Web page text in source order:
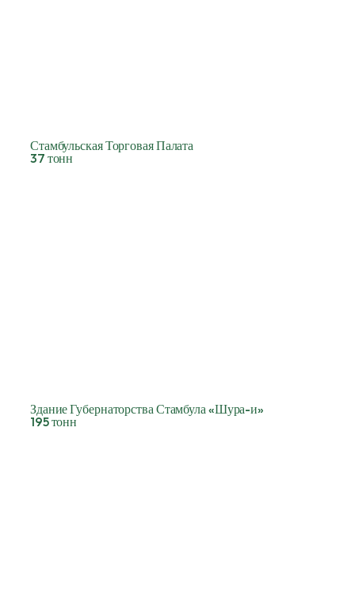
Стамбульская Торговая Палата
37 тонн
Здание Губернаторства Стамбула «Шура-и»
195 тонн